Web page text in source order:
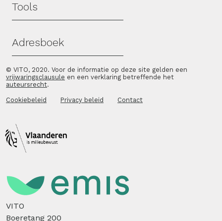
Tools
Adresboek
© VITO, 2020. Voor de informatie op deze site gelden een
vrijwaringsclausule en een verklaring betreffende het
auteursrecht.
Cookiebeleid Privacy beleid Contact
VITO
Boeretang 200